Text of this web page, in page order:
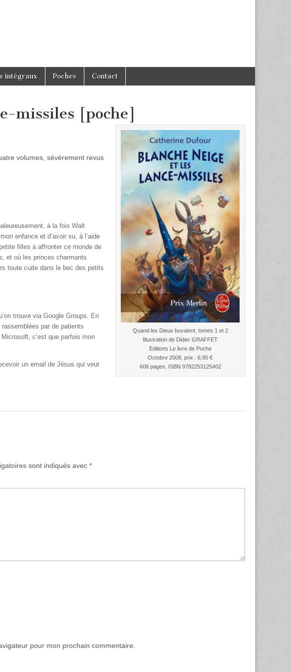
intégraux Poches Contact
missiles [poche]
Quand les Dieux buvaient, tomes 1 et 2
Illustration de Didier GRAFFET
Editions Le livre de Poche
Octobre 2008, prix : 6,95 €
608 pages, ISBN 9782253125402
volumes, sévèrement revus
à la fois Walt
enfance et d’avoir su, à l’aide
filles à affronter ce monde de
et où les princes charmants
toute cuite dans le bec des petits
trouve via Google Groups. En
par de patients
c’est que parfois mon
un email de Jésus qui veut
sont indiqués avec *
pour mon prochain commentaire.